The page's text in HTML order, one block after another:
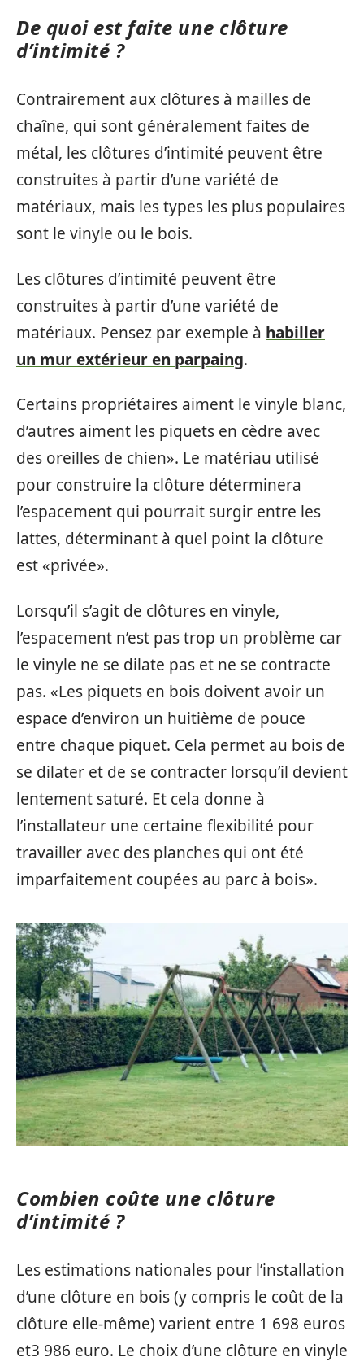
De quoi est faite une clôture
d’intimité ?
Contrairement aux clôtures à mailles de
chaîne, qui sont généralement faites de
métal, les clôtures d’intimité peuvent être
construites à partir d’une variété de
matériaux, mais les types les plus populaires
sont le vinyle ou le bois.
Les clôtures d’intimité peuvent être
construites à partir d’une variété de
matériaux. Pensez par exemple à habiller
un mur extérieur en parpaing.
Certains propriétaires aiment le vinyle blanc,
d’autres aiment les piquets en cèdre avec
des oreilles de chien». Le matériau utilisé
pour construire la clôture déterminera
l’espacement qui pourrait surgir entre les
lattes, déterminant à quel point la clôture
est «privée».
Lorsqu’il s’agit de clôtures en vinyle,
l’espacement n’est pas trop un problème car
le vinyle ne se dilate pas et ne se contracte
pas. «Les piquets en bois doivent avoir un
espace d’environ un huitième de pouce
entre chaque piquet. Cela permet au bois de
se dilater et de se contracter lorsqu’il devient
lentement saturé. Et cela donne à
l’installateur une certaine flexibilité pour
travailler avec des planches qui ont été
imparfaitement coupées au parc à bois».
Combien coûte une clôture
d’intimité ?
Les estimations nationales pour l’installation
d’une clôture en bois (y compris le coût de la
clôture elle-même) varient entre 1 698 euros
et3 986 euro. Le choix d’une clôture en vinyle